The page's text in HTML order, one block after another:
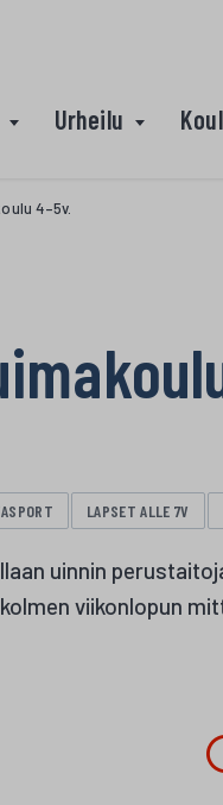
Urheilu
4–5v.
LAPSET ALLE 7V
uinnin
viikonlopun